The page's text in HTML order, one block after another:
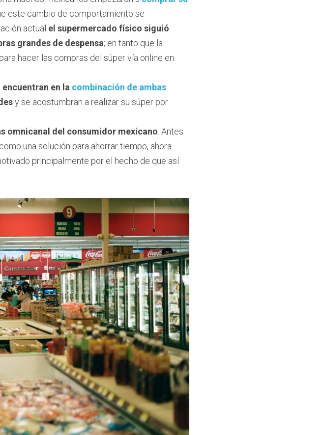
este cambio de comportamiento se
actual el supermercado físico siguió
grandes de despensa; en tanto que la
hacer las compras del súper vía online en
encuentran en la combinación de ambas
y se acostumbran a realizar su súper por
omnicanal del consumidor mexicano . Antes
una solución para ahorrar tiempo, ahora
principalmente por el hecho de que así